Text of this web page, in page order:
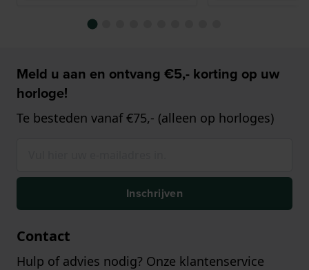
Meld u aan en ontvang €5,- korting op uw
horloge!
Te besteden vanaf €75,- (alleen op horloges)
Inschrijven
Contact
Hulp of advies nodig? Onze klantenservice